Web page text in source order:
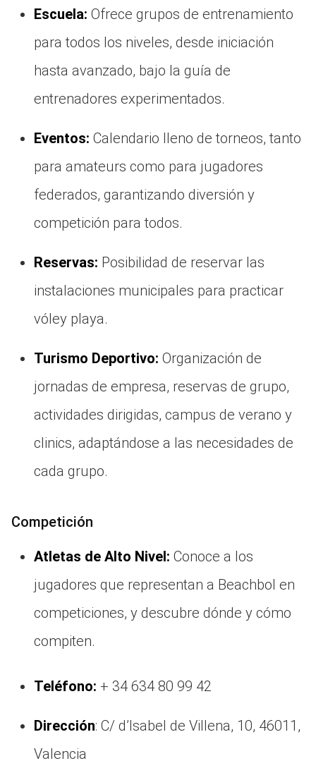
Escuela: Ofrece grupos de entrenamiento
para todos los niveles, desde iniciación
hasta avanzado, bajo la guía de
entrenadores experimentados.
Eventos: Calendario lleno de torneos, tanto
para amateurs como para jugadores
federados, garantizando diversión y
competición para todos.
Reservas: Posibilidad de reservar las
instalaciones municipales para practicar
vóley playa.
Turismo Deportivo: Organización de
jornadas de empresa, reservas de grupo,
actividades dirigidas, campus de verano y
clinics, adaptándose a las necesidades de
cada grupo.
Competición
Atletas de Alto Nivel: Conoce a los
jugadores que representan a Beachbol en
competiciones, y descubre dónde y cómo
compiten.
Teléfono: + 34 634 80 99 42
Dirección: C/ d’Isabel de Villena, 10, 46011,
Valencia